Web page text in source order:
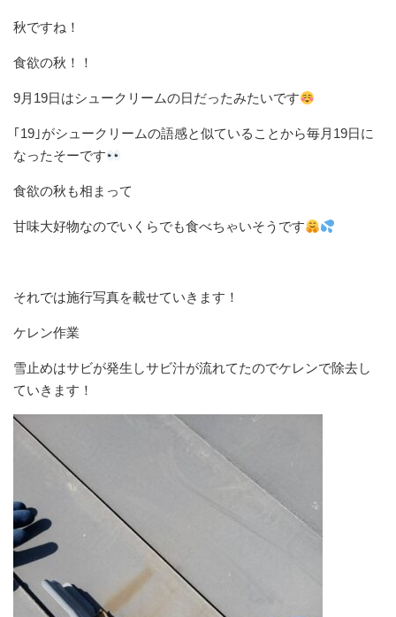
秋ですね！
食欲の秋！！
9月19日はシュークリームの日だったみたいです
｢19｣がシュークリームの語感と似ていることから毎月19日に
なったそーです
食欲の秋も相まって
甘味大好物なのでいくらでも食べちゃいそうです
それでは施行写真を載せていきます！
ケレン作業
雪止めはサビが発生しサビ汁が流れてたのでケレンで除去し
ていきます！